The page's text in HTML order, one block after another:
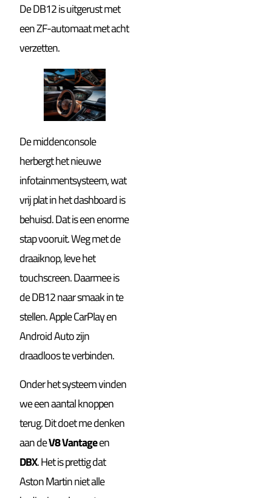
De DB12 is uitgerust met
een ZF-automaat met acht
verzetten.
De middenconsole
herbergt het nieuwe
infotainmentsysteem, wat
vrij plat in het dashboard is
behuisd. Dat is een enorme
stap vooruit. Weg met de
draaiknop, leve het
touchscreen. Daarmee is
de DB12 naar smaak in te
stellen. Apple CarPlay en
Android Auto zijn
draadloos te verbinden.
Onder het systeem vinden
we een aantal knoppen
terug. Dit doet me denken
aan deV8 Vantageen
DBX. Het is prettig dat
Aston Martin niet alle